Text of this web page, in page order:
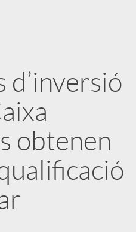
d’inversió
obtenen